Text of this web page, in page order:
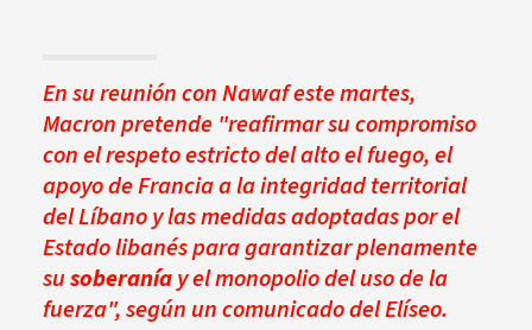
En su reunión con Nawaf este martes,
Macron pretende "reafirmar su compromiso
con el respeto estricto del alto el fuego, el
apoyo de Francia a la integridad territorial
del Líbano y las medidas adoptadas por el
Estado libanés para garantizar plenamente
susoberaníay el monopolio del uso de la
fuerza", según un comunicado del Elíseo.